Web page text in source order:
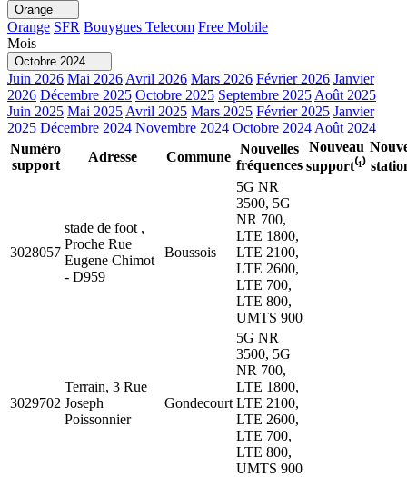
Orange
Orange SFR Bouygues Telecom Free Mobile
Mois
Octobre 2024
Juin 2026 Mai 2026 Avril 2026 Mars 2026 Février 2026 Janvier
2026 Décembre 2025 Octobre 2025 Septembre 2025 Août 2025
Juin 2025 Mai 2025 Avril 2025 Mars 2025 Février 2025 Janvier
2025 Décembre 2024 Novembre 2024 Octobre 2024 Août 2024
Numéro
support
Adresse Commune
Nouvelles
fréquences
Nouveau
support⁽¹⁾
3028057
stade de foot ,
Proche Rue
Eugene Chimot
- D959
Boussois
5G NR
3500, 5G
NR 700,
LTE 1800,
LTE 2100,
LTE 2600,
LTE 700,
LTE 800,
UMTS 900
3029702
Terrain, 3 Rue
Joseph
Poissonnier
Gondecourt
5G NR
3500, 5G
NR 700,
LTE 1800,
LTE 2100,
LTE 2600,
LTE 700,
LTE 800,
UMTS 900